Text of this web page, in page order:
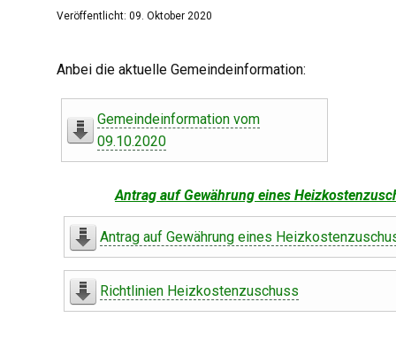
Veröffentlicht: 09. Oktober 2020
Anbei die aktuelle Gemeindeinformation:
Gemeindeinformation vom
09.10.2020
Antrag auf Gewährung eines
Antrag auf Gewährung eines
Richtlinien Heizkostenzuschuss